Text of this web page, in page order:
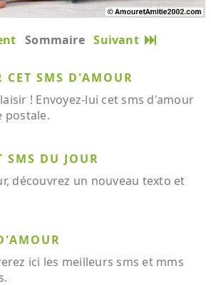
Sommaire Suivant
CET SMS D'AMOUR
! Envoyez-lui cet sms d'amour
postale.
SMS DU JOUR
découvrez un nouveau texto et
ici les meilleurs sms et mms